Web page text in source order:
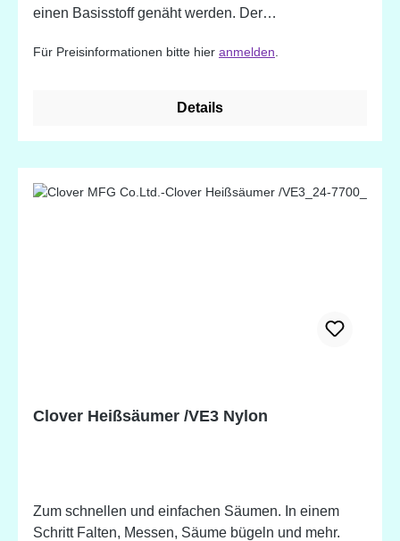
einen Basisstoff genäht werden. Der
abriebfest.
Für Preisinformationen bitte hier anmelden
Details
Clover Heißsäumer /VE3 Nylon
Zum schnellen und einfachen Säumen. In einem
Schritt Falten, Messen, Säume bügeln und mehr.